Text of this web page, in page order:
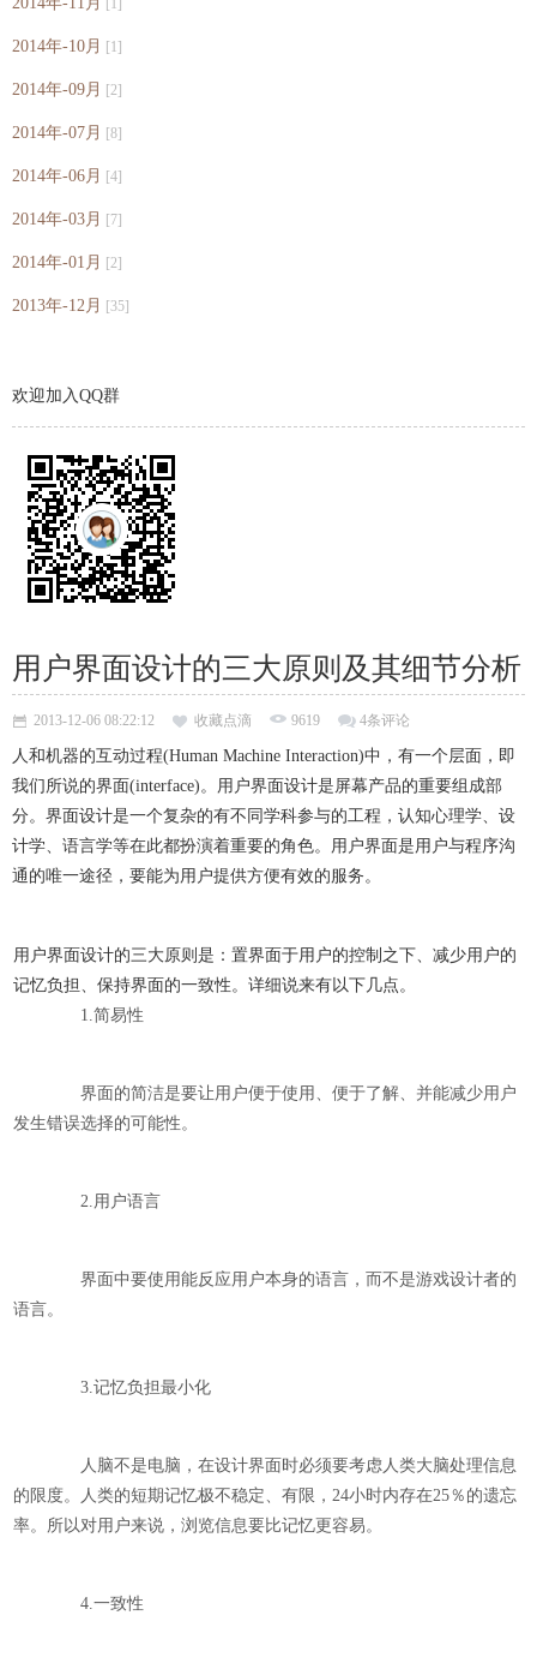
[1]
2014年-10月 [1]
2014年-09月 [2]
2014年-07月 [8]
2014年-06月 [4]
2014年-03月 [7]
2014年-01月 [2]
2013年-12月 [35]
欢迎加入QQ群
用户界面设计的三大原则及其细节分析
2013-12-06 08:22:12 收藏点滴 9619 4条评论
人和机器的互动过程(Human Machine Interaction)中，有一个层面，即
我们所说的界面(interface)。用户界面设计是屏幕产品的重要组成部
分。界面设计是一个复杂的有不同学科参与的工程，认知心理学、设
计学、语言学等在此都扮演着重要的角色。用户界面是用户与程序沟
通的唯一途径，要能为用户提供方便有效的服务。
用户界面设计的三大原则是：置界面于用户的控制之下、减少用户的
记忆负担、保持界面的一致性。详细说来有以下几点。
1.简易性
界面的简洁是要让用户便于使用、便于了解、并能减少用户
发生错误选择的可能性。
2.用户语言
界面中要使用能反应用户本身的语言，而不是游戏设计者的
语言。
3.记忆负担最小化
人脑不是电脑，在设计界面时必须要考虑人类大脑处理信息
的限度。人类的短期记忆极不稳定、有限，24小时内存在25％的遗忘
率。所以对用户来说，浏览信息要比记忆更容易。
4.一致性